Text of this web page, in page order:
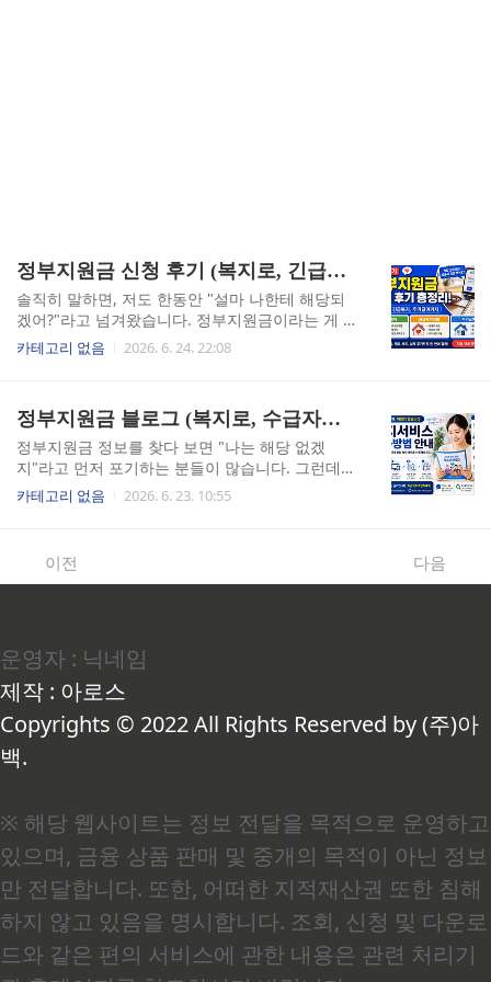
정부지원금 신청 후기 (복지로, 긴급복지지원, 주거급여)
솔직히 말하면, 저도 한동안 "설마 나한테 해당되
겠어?"라고 넘겨왔습니다. 정부지원금이라는 게 뭔
가 아주 어렵고 복잡한 절차를 거쳐야 하는, 나와는
먼 이야기처럼 느껴졌거든요. 그런데 막상 한 번 신
여까지, 직접 겪어보니 생각보다 훨씬 현실적인 제
도였습니다.복지로 첫 신청, 막막했던 그 화면이 사
실은 별거 아니었습니다처음 복지로(bokjiro.go.k
r)에 접속했을 때, 메뉴가 너무 많아서 어디서부터
시작해야 할지 몰라 한참 멍하니 앉아 있었습니다.
보를 연계해 수급 자격을 통합 조회하고 신청까지
처리할 수 있는 온라인..
카테고리 없음 2026. 6. 24. 22:08
정부지원금 블로그 (복지로, 수급자격, 신청후기)
정부지원금 정보를 찾다 보면 "나는 해당 없겠
지"라고 먼저 포기하는 분들이 많습니다. 그런데
직접 신청해 보고 나서야 알았습니다. 생각보다 훨
씬 많은 사람이 받을 수 있는데, 신청하지 않아서
데 왜 이렇게 막막할까처음 복지로(bokjiro.go.kr)
이트니까 정확한 건 맞는데, 정보가 너무 행정 용어
중심으로 구성되어 있어서 일반인 입장에서는 오
히려 더 헷갈렸습니다. 복지로에서 가장 먼저 부딪
히는 개념이 바로 중위소득입니다. 여기서 중위소
득이란 전체 가구를 소득 ..
카테고리 없음 2026. 6. 23. 10:55
이전 다음
운영자 : 닉네임
제작 : 아로스
Copyrights © 2022 All Rights Reserved by (주)아
백.
※ 해당 웹사이트는 정보 전달을 목적으로 운영하고
있으며, 금융 상품 판매 및 중개의 목적이 아닌 정보
만 전달합니다. 또한, 어떠한 지적재산권 또한 침해
하지 않고 있음을 명시합니다. 조회, 신청 및 다운로
드와 같은 편의 서비스에 관한 내용은 관련 처리기